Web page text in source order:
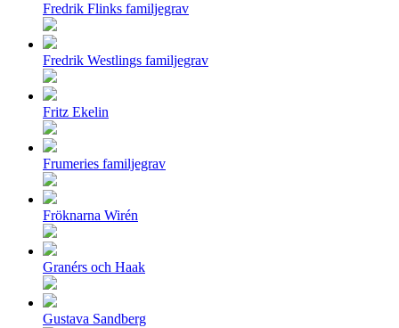
Fredrik Flinks familjegrav
Fredrik Westlings familjegrav
Fritz Ekelin
Frumeries familjegrav
Fröknarna Wirén
Granérs och Haak
Gustava Sandberg